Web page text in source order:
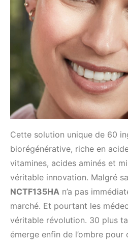
Cette solution unique de 60
biorégénérative, riche en
vitamines, acides aminés et
véritable innovation. Malgré
NCTF135HA n’a pas
marché. Et pourtant les
véritable révolution. 30 plus
émerge enfin de l’ombre